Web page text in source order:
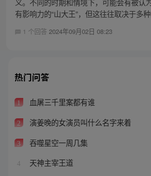
有影响力的“山大王”，但这往往取决于多
1 个回答 2024年09月02日 08:23
热门问答
1 血屠三千里案都有谁
2 演姜晚的女演员叫什么名字来着
3 吞噬星空一周几集
4 天神主宰王道